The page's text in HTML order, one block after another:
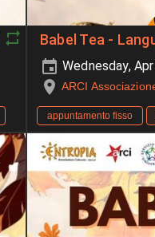
Babel Tea -
Wednesday,
ARCI
appuntamento fisso